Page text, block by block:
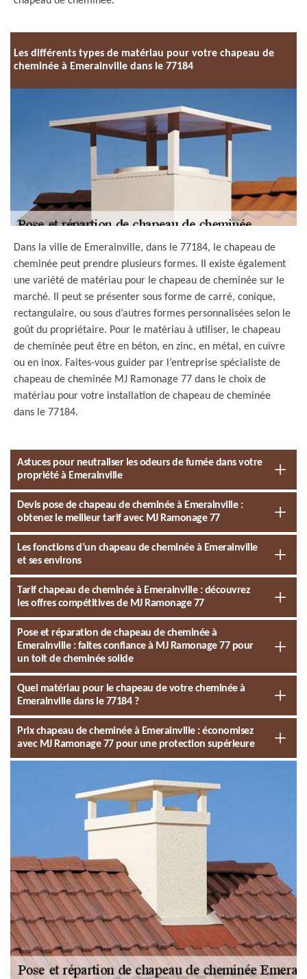
Les différents types de matériau pour votre chapeau de
cheminée à Emerainville dans le 77184
Dans la ville de Emerainville, dans le 77184, le chapeau de
cheminée peut prendre plusieurs formes. Il existe également
une variété de matériau pour le chapeau de cheminée sur le
marché. Il peut se présenter sous forme de carré, conique,
rectangulaire, ou sous d’autres formes personnalisées selon le
goût du propriétaire. Pour le matériau à utiliser, le chapeau
de cheminée peut être en béton, en zinc, en métal, en cuivre
ou en inox. Faites-vous guider par l’entreprise spécialiste de
chapeau de cheminée MJ Ramonage 77 dans le choix de
matériau pour votre installation de chapeau de cheminée
dans le 77184.
Astuces pour neutraliser les odeurs de fumée dans votre
propriété à Emerainville
Devis pose de chapeau de cheminée à Emerainville :
obtenez le meilleur tarif avec MJ Ramonage 77
Les fonctions d’un chapeau de cheminée à Emerainville
et ses environs
Tarif chapeau de cheminée à Emerainville : découvrez
les offres compétitives de MJ Ramonage 77
Pose et réparation de chapeau de cheminée à
Emerainville : faites confiance à MJ Ramonage 77 pour
un toit de cheminée solide
Quel matériau pour le chapeau de votre cheminée à
Emerainville dans le 77184 ?
Prix chapeau de cheminée à Emerainville : économisez
avec MJ Ramonage 77 pour une protection supérieure